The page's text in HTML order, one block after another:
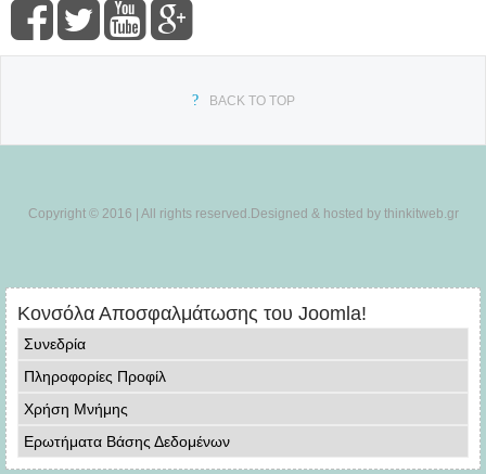
BACK TO TOP
Copyright © 2016 | All rights reserved.Designed & hosted by thinkitweb.gr
Κονσόλα Αποσφαλμάτωσης του Joomla!
Συνεδρία
Πληροφορίες Προφίλ
Χρήση Μνήμης
Ερωτήματα Βάσης Δεδομένων